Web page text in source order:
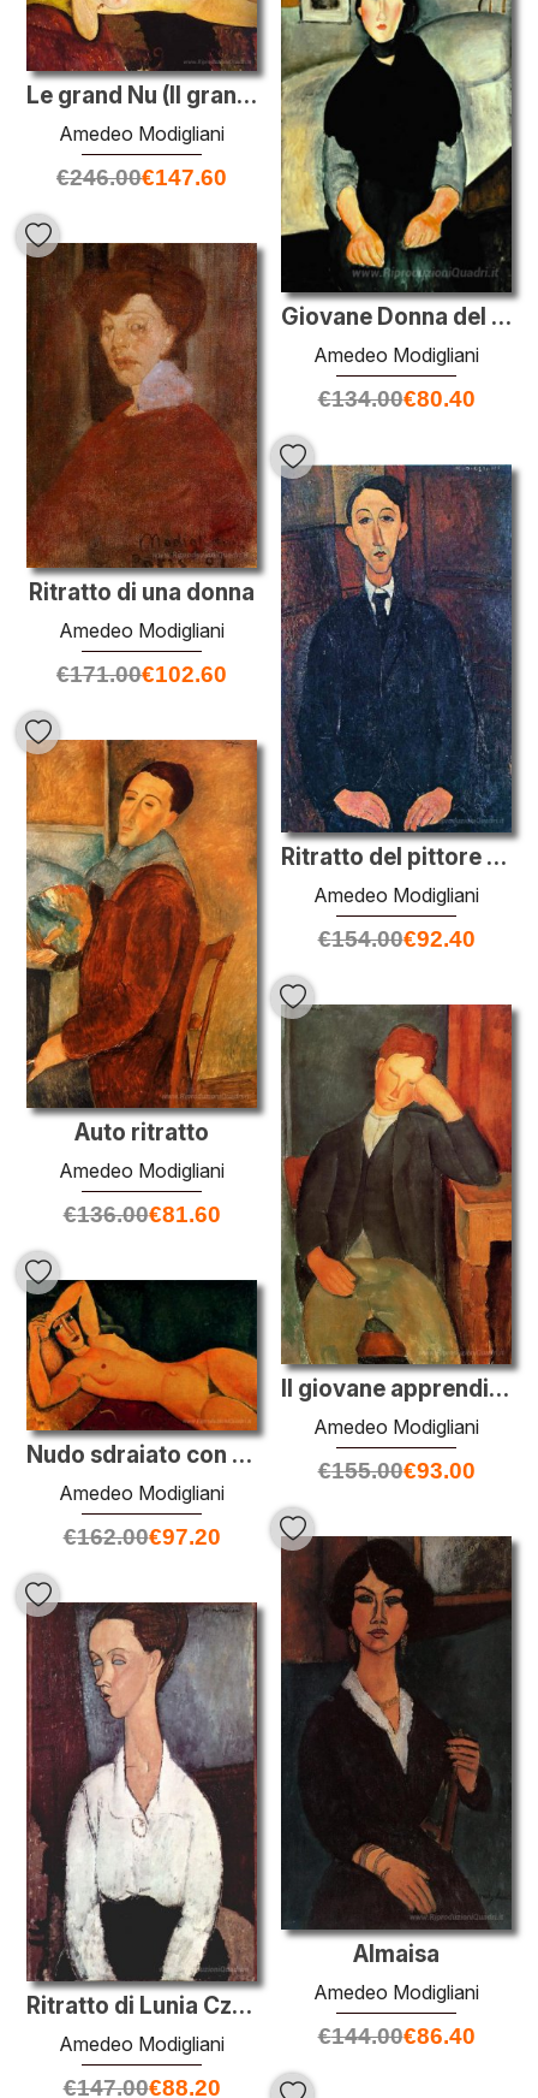
Le grand Nu (Il grande nudo)
Amedeo Modigliani
€246.00€147.60
Giovane Donna del Popolo
Amedeo Modigliani
€134.00€80.40
Ritratto di una donna
Amedeo Modigliani
€171.00€102.60
Ritratto del pittore Manuel Humbert
Amedeo Modigliani
€154.00€92.40
Auto ritratto
Amedeo Modigliani
€136.00€81.60
Il giovane apprendista
Amedeo Modigliani
€155.00€93.00
Nudo sdraiato con il braccio sinistro Appoggiato sul fronte
Amedeo Modigliani
€162.00€97.20
Almaisa
Amedeo Modigliani
€144.00€86.40
Ritratto di Lunia Czechowska in camicia bianca
Amedeo Modigliani
€147.00€88.20